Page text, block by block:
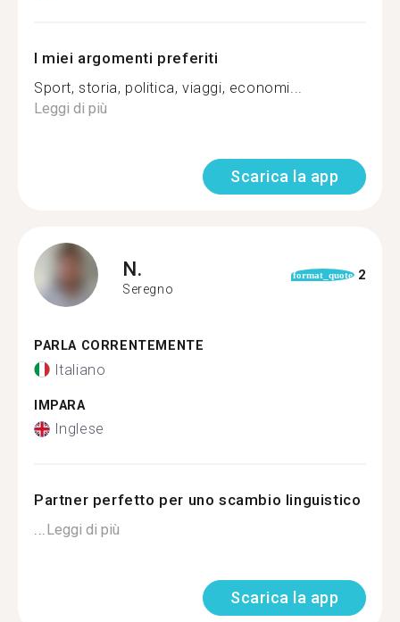
I miei argomenti preferiti
Sport, storia, politica, viaggi, economi...
Leggi di più
Scarica la app
N.
Seregno
format_quote 2
PARLA CORRENTEMENTE
Italiano
IMPARA
Inglese
Partner perfetto per uno scambio linguistico
...Leggi di più
Scarica la app